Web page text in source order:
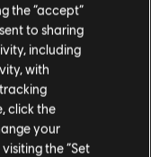
باستخدام تقنية شيد
يملكون الإصدار
اللعبة، مما يعني
100 موضع لمساحة
الحاجة إلى استخدام
the “accept”
to sharing
including
with
click the
your
the “Set